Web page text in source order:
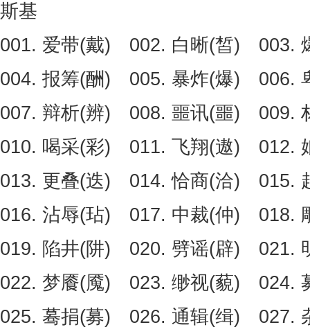
斯基
001. 爱带(戴) 002. 白晰(皙) 003.
004. 报筹(酬) 005. 暴炸(爆) 006.
007. 辩析(辨) 008. 噩讯(噩) 009.
010. 喝采(彩) 011. 飞翔(遨) 012.
013. 更叠(迭) 014. 恰商(洽) 015.
016. 沾辱(玷) 017. 中裁(仲) 018.
019. 陷井(阱) 020. 劈谣(辟) 021.
022. 梦餍(魇) 023. 缈视(藐) 024.
025. 蓦捐(募) 026. 通辑(缉) 027.